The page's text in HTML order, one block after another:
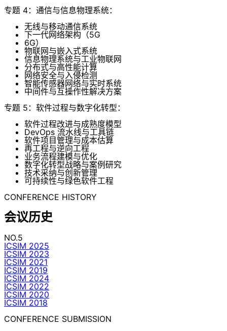
专题 4：通信与信息物理系统：
无线与移动通信系统
下一代网络架构（5G
6G）
物联网与嵌入式系统
信息物理系统与工业物联网
分布式与高性能计算
网络安全与入侵检测
智能传感器网络与实时系统
中间件与互操作性解决方案
专题 5：软件过程与数字化转型：
软件过程改进与成熟度模型
DevOps 流水线与工具链
软件项目管理与成本估算
再工程与逆向工程
业务流程建模与优化
数字化转型战略与案例研究
技术采纳与创新管理
可持续性与绿色软件工程
CONFERENCE HISTORY
会议历史
NO.5
ICSIM 2025
ICSIM 2023
ICSIM 2021
ICSIM 2019
ICSIM 2024
ICSIM 2022
ICSIM 2020
ICSIM 2018
CONFERENCE SUBMISSION